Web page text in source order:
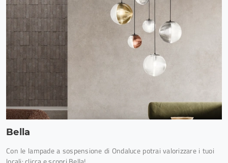
Bella
Con le lampade a sospensione di Ondaluce potrai valorizzare i tuoi